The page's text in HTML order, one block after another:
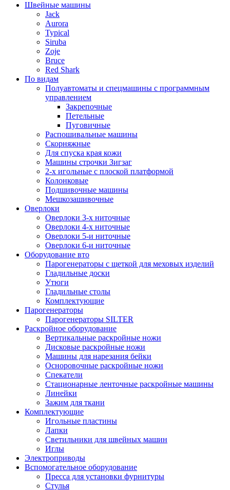
Швейные машины
Jack
Aurora
Typical
Siruba
Zoje
Bruce
Red Shark
По видам
Полуавтоматы и спецмашины с программным
управлением
Закрепочные
Петельные
Пуговичные
Распошивальные машины
Скорняжные
Для спуска края кожи
Машины строчки Зигзаг
2-х игольные с плоской платформой
Колонковые
Подшивочные машины
Мешкозашивочные
Оверлоки
Оверлоки 3-х ниточные
Оверлоки 4-х ниточные
Оверлоки 5-и ниточные
Оверлоки 6-и ниточные
Оборудование вто
Парогенераторы с щеткой для меховых изделий
Гладильные доски
Утюги
Гладильные столы
Комплектующие
Парогенераторы
Парогенераторы SILTER
Раскройное оборудование
Вертикальные раскройные ножи
Дисковые раскройные ножи
Машины для нарезания бейки
Осноровочные раскройные ножи
Спекатели
Стационарные ленточные раскройные машины
Линейки
Зажим для ткани
Комплектующие
Игольные пластины
Лапки
Светильники для швейных машин
Иглы
Электроприводы
Вспомогательное оборудование
Пресса для установки фурнитуры
Стулья